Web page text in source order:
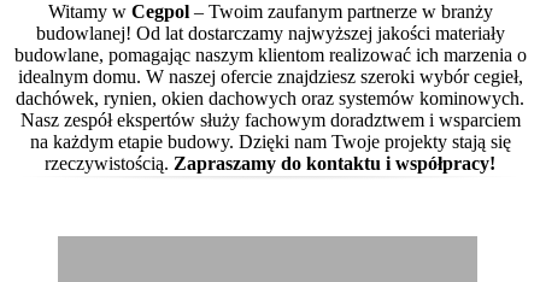
Witamy w Cegpol– Twoim zaufanym partnerze w branży
budowlanej! Od lat dostarczamy najwyższej jakości materiały
budowlane, pomagając naszym klientom realizować ich marzenia o
idealnym domu. W naszej ofercie znajdziesz szeroki wybór cegieł,
dachówek, rynien, okien dachowych oraz systemów kominowych.
Nasz zespół ekspertów służy fachowym doradztwem i wsparciem
na każdym etapie budowy. Dzięki nam Twoje projekty stają się
rzeczywistością. Zapraszamy do kontaktu i współpracy!